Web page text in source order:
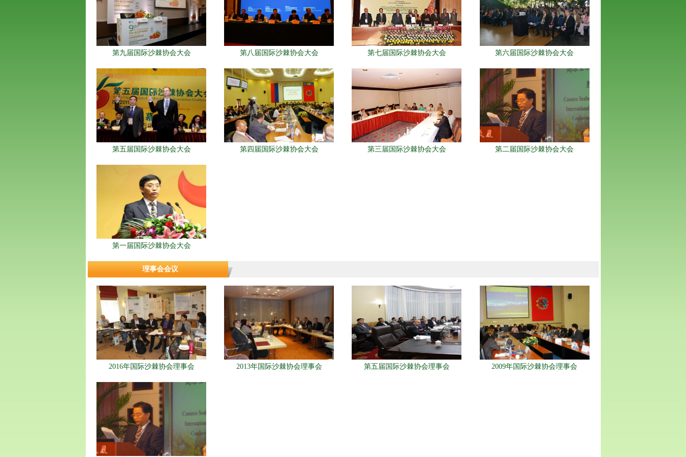
第九届国际沙棘协会大会 第八届国际沙棘协会大会 第七届国际沙棘协会大会 第六届国际沙棘协会大会
第五届国际沙棘协会大会 第四届国际沙棘协会大会 第三届国际沙棘协会大会 第二届国际沙棘协会大会
第一届国际沙棘协会大会
理事会会议
2016年国际沙棘协会理事会 2013年国际沙棘协会理事会 第五届国际沙棘协会理事会 2009年国际沙棘协会理事会